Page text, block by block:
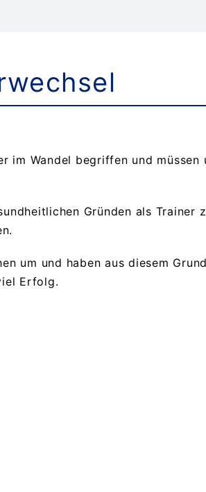
im Wandel begriffen und müssen
Gründen als Trainer
um und haben aus diesem
Erfolg.